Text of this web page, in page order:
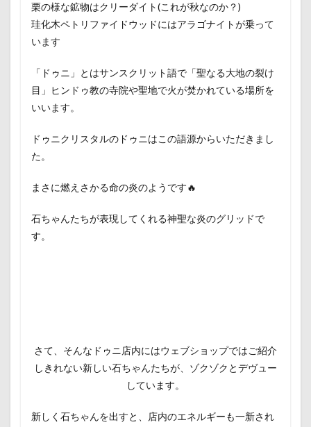
栗の様な鉱物はクリーダイト(これが秋なのか？)
珪化木ペトリファイドウッドにはアラゴナイトが乗って
います
「ドゥニ」とはサンスクリット語で「聖なる大地の裂け
目」ヒンドゥ教の寺院や聖地で火が焚かれている場所を
いいます。
ドゥニクリスタルのドゥニはこの語源からいただきまし
た。
まさに燃えさかる命の炎のようです🔥
石ちゃんたちが表現してくれる神聖な炎のグリッドで
す。
さて、そんなドゥニ店内にはウェブショップではご紹介
しきれない新しい石ちゃんたちが、ゾクゾクとデヴュー
しています。
新しく石ちゃんを出すと、店内のエネルギーも一新され